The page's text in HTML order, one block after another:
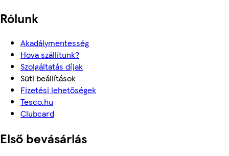
Rólunk
Akadálymentesség
Hova szállítunk?
Szolgáltatás díjak
Süti beállítások
Fizetési lehetőségek
Tesco.hu
Clubcard
Első bevásárlás